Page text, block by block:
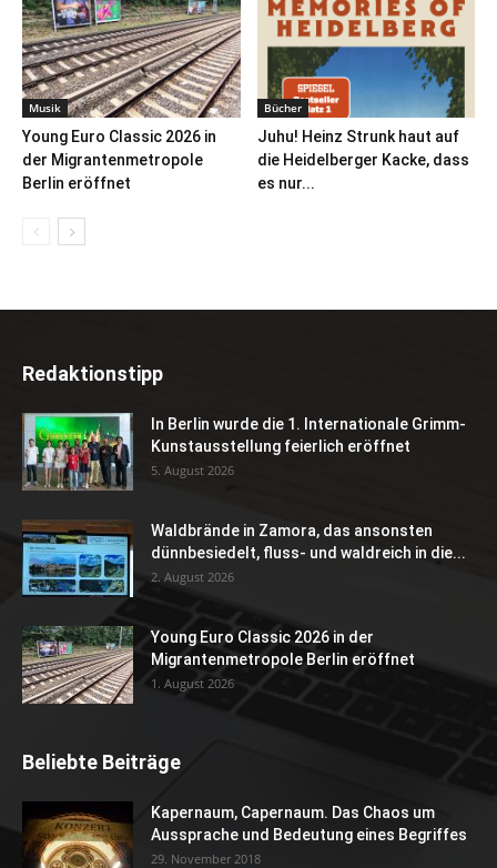
Musik
Young Euro Classic 2026 in
der Migrantenmetropole
Berlin eröffnet
Bücher
Juhu! Heinz Strunk haut auf
die Heidelberger Kacke, dass
es nur...
Redaktionstipp
In Berlin wurde die 1. Internationale Grimm-
Kunstausstellung feierlich eröffnet
5. August 2026
Waldbrände in Zamora, das ansonsten
dünnbesiedelt, fluss- und waldreich in die...
2. August 2026
Young Euro Classic 2026 in der
Migrantenmetropole Berlin eröffnet
1. August 2026
Beliebte Beiträge
Kapernaum, Capernaum. Das Chaos um
Aussprache und Bedeutung eines Begriffes
29. November 2018